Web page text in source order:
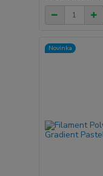
Novinka